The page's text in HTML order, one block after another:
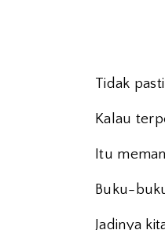
Tidak
Kalau
Itu
Buku-
Jadinya